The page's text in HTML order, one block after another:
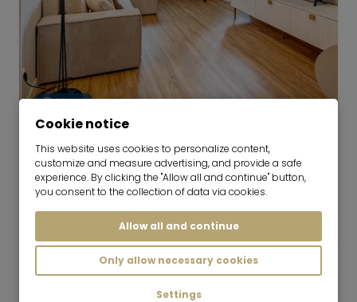
Video
Centrally located apartment in
Ludwigsvorstadt
01.10.2026 for 6-36 months
1.5 room
46 m²
Munich-Ludwigsvorstadt
€/Month
Cookie notice
This website uses cookies to personalize content,
customize and measure advertising, and provide a safe
experience. By clicking the "Allow all and continue" button,
you consent to the collection of data via cookies.
Allow all and continue
Only allow necessary cookies
Settings